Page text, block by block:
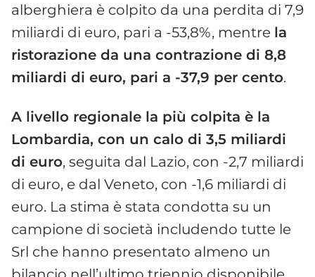
alberghiera è colpito da una perdita di 7,9
miliardi di euro, pari a -53,8%, mentre la
ristorazione da una contrazione di 8,8
miliardi di euro, pari a -37,9 per cento.
A livello regionale la più colpita è la
Lombardia, con un calo di 3,5 miliardi
di euro, seguita dal Lazio, con -2,7 miliardi
di euro, e dal Veneto, con -1,6 miliardi di
euro. La stima è stata condotta su un
campione di società includendo tutte le
Srl che hanno presentato almeno un